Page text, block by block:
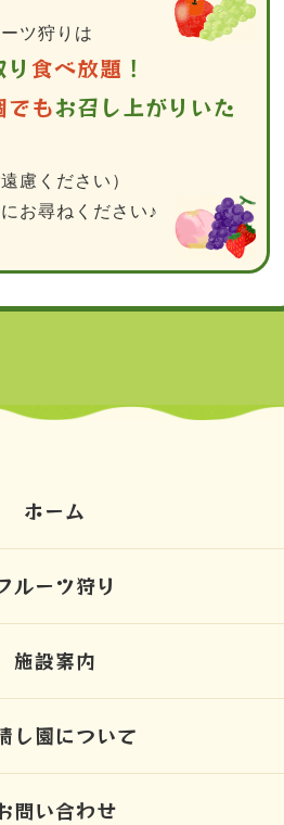
ツ狩りは
食べ放題 ！
でもお召し上がりいた
慮ください）
お尋ねください♪
ホーム
ルーツ狩り
施設案内
し園について
問い合わせ